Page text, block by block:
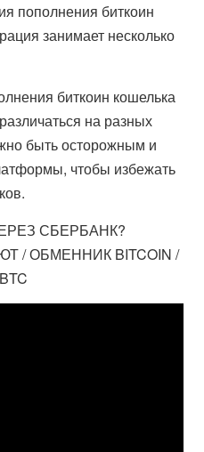
пополнения биткоин
занимает несколько
биткоин кошелька
на разных
быть осторожным и
чтобы избежать
СБЕРБАНК?
/ ОБМЕННИК BITCOIN /